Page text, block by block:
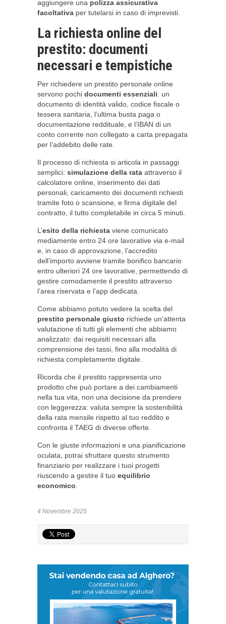
aggiungere una polizza assicurativa
facoltativa per tutelarsi in caso di imprevisti.
La richiesta online del
prestito: documenti
necessari e tempistiche
Per richiedere un prestito personale online
servono pochi documenti essenziali: un
documento di identità valido, codice fiscale o
tessera sanitaria, l’ultima busta paga o
documentazione reddituale, e l’IBAN di un
conto corrente non collegato a carta prepagata
per l’addebito delle rate.
Il processo di richiesta si articola in passaggi
semplici: simulazione della rata attraverso il
calcolatore online, inserimento dei dati
personali, caricamento dei documenti richiesti
tramite foto o scansione, e firma digitale del
contratto, il tutto completabile in circa 5 minuti.
L’esito della richiesta viene comunicato
mediamente entro 24 ore lavorative via e-mail
e, in caso di approvazione, l’accredito
dell’importo avviene tramite bonifico bancario
entro ulteriori 24 ore lavorative, permettendo di
gestire comodamente il prestito attraverso
l’area riservata e l’app dedicata.
Come abbiamo potuto vedere la scelta del
prestito personale giusto richiede un’attenta
valutazione di tutti gli elementi che abbiamo
analizzato: dai requisiti necessari alla
comprensione dei tassi, fino alla modalità di
richiesta completamente digitale.
Ricorda che il prestito rappresenta uno
prodotto che può portare a dei cambiamenti
nella tua vita, non una decisione da prendere
con leggerezza: valuta sempre la sostenibilità
della rata mensile rispetto al tuo reddito e
confronta il TAEG di diverse offerte.
Con le giuste informazioni e una pianificazione
oculata, potrai sfruttare questo strumento
finanziario per realizzare i tuoi progetti
riuscendo a gestire il tuo equilibrio
economico
4 Novembre 2025